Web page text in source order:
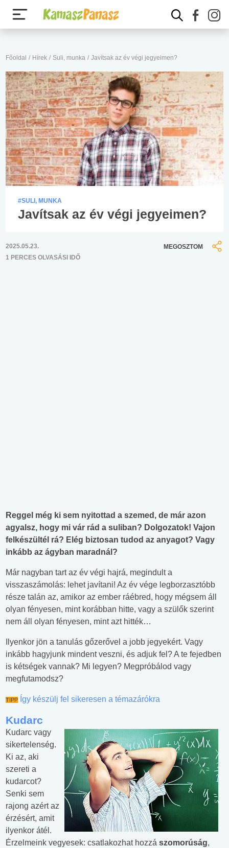
Főoldal / Hírek / Suli, munka / Javítsak az év végi jegyeimen?
#SULI, MUNKA
Javítsak az év végi jegyeimen?
2025.05.23.
1 PERCES OLVASÁSI IDŐ
MEGOSZTOM
Reggel még ki sem nyitottad a szemed, de már azon
agyalsz, hogy mi vár rád a suliban? Dolgozatok! Vajon
felkészültél rá? Elég biztosan tudod az anyagot? Vagy
inkább az ágyban maradnál?
Már nagyban tart az év végi hajrá, megindult a
visszaszámolás: lehet javítani! Az év vége legborzasztóbb
része talán az, amikor az ember ráébred, hogy mégsem áll
olyan fényesen, mint korábban hitte, vagy a szülők szerint
nem áll olyan fényesen, mint azt hitték…
Ilyenkor jön a tanulás gőzerővel a jobb jegyekért. Vagy
inkább hagyjunk mindent veszni, és adjuk fel? A te fejedben
is kétségek vannak? Mi legyen? Megpróbálod vagy
megfutamodsz?
TIPP Így készülj fel sikeresen a témazárókra
Kudarc
Kudarc vagy
sikertelenség.
Ki az, aki
szereti a
kudarcot?
Senki sem
rajong azért az
érzésért, amit
ilyenkor átél.
Érzelmeink vegyesek: csatlakozhat hozzá szomorúság,